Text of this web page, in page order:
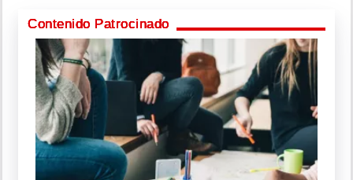
Contenido Patrocinado